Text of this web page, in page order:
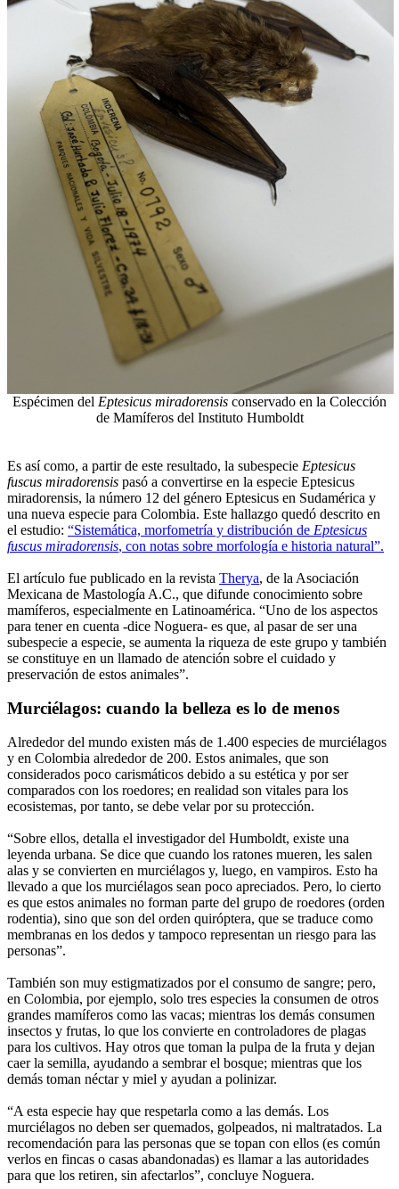
Espécimen del Eptesicus miradorensis conservado en la Colección
de Mamíferos del Instituto Humboldt
Es así como, a partir de este resultado, la subespecie Eptesicus
fuscus miradorensis pasó a convertirse en la especie Eptesicus
miradorensis, la número 12 del género Eptesicus en Sudamérica y
una nueva especie para Colombia. Este hallazgo quedó descrito en
el estudio: “Sistemática, morfometría y distribución de Eptesicus
fuscus miradorensis, con notas sobre morfología e historia natural”.
El artículo fue publicado en la revista Therya, de la Asociación
Mexicana de Mastología A.C., que difunde conocimiento sobre
mamíferos, especialmente en Latinoamérica. “Uno de los aspectos
para tener en cuenta -dice Noguera- es que, al pasar de ser una
subespecie a especie, se aumenta la riqueza de este grupo y también
se constituye en un llamado de atención sobre el cuidado y
preservación de estos animales”.
Murciélagos: cuando la belleza es lo de menos
Alrededor del mundo existen más de 1.400 especies de murciélagos
y en Colombia alrededor de 200. Estos animales, que son
considerados poco carismáticos debido a su estética y por ser
comparados con los roedores; en realidad son vitales para los
ecosistemas, por tanto, se debe velar por su protección.
“Sobre ellos, detalla el investigador del Humboldt, existe una
leyenda urbana. Se dice que cuando los ratones mueren, les salen
alas y se convierten en murciélagos y, luego, en vampiros. Esto ha
llevado a que los murciélagos sean poco apreciados. Pero, lo cierto
es que estos animales no forman parte del grupo de roedores (orden
rodentia), sino que son del orden quiróptera, que se traduce como
membranas en los dedos y tampoco representan un riesgo para las
personas”.
También son muy estigmatizados por el consumo de sangre; pero,
en Colombia, por ejemplo, solo tres especies la consumen de otros
grandes mamíferos como las vacas; mientras los demás consumen
insectos y frutas, lo que los convierte en controladores de plagas
para los cultivos. Hay otros que toman la pulpa de la fruta y dejan
caer la semilla, ayudando a sembrar el bosque; mientras que los
demás toman néctar y miel y ayudan a polinizar.
“A esta especie hay que respetarla como a las demás. Los
murciélagos no deben ser quemados, golpeados, ni maltratados. La
recomendación para las personas que se topan con ellos (es común
verlos en fincas o casas abandonadas) es llamar a las autoridades
para que los retiren, sin afectarlos”, concluye Noguera.